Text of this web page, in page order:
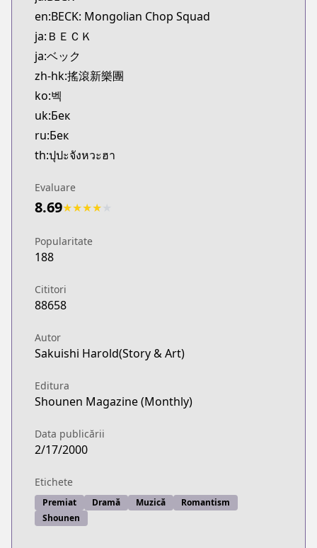
Kitsu
https://kitsu.app/manga/354
MangaUpdates
MangaUpdates
https://www.mangaupdates.com/
Book☆Walker
Book☆Walker
https://bookwalker.jp/series/502830
Official English
Coolmic
Coolmic
Kodansha
Kodansha
en:BECK: Mongolian Chop Squad
ja:ＢＥＣＫ
ja:ベック
zh-hk:搖滾新樂團
ko:벡
uk:Бек
ru:Бек
th:ปุปะจังหวะฮา
Evaluare
8.69★★★★
Popularitate
188
Cititori
88658
Autor
Sakuishi Harold(Story & Art)
Editura
Shounen Magazine (Monthly)
Data publicării
2/17/2000
Etichete
Premiat Dramă Muzică
Romantism
Shounen